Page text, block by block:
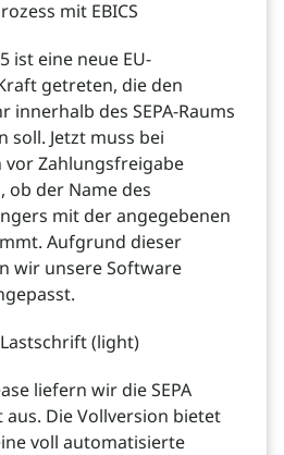
mit EBICS
ist eine neue EU-
getreten, die den
innerhalb des SEPA-Raums
soll. Jetzt muss bei
vor Zahlungsfreigabe
der Name des
mit der angegebenen
Aufgrund dieser
wir unsere Software
(light)
liefern wir die SEPA
Die Vollversion bietet
voll automatisierte